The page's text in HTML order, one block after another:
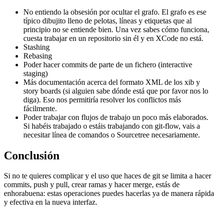
No entiendo la obsesión por ocultar el grafo. El grafo es ese
típico dibujito lleno de pelotas, líneas y etiquetas que al
principio no se entiende bien. Una vez sabes cómo funciona,
cuesta trabajar en un repositorio sin él y en XCode no está.
Stashing
Rebasing
Poder hacer commits de parte de un fichero (interactive
staging)
Más documentación acerca del formato XML de los xib y
story boards (si alguien sabe dónde está que por favor nos lo
diga). Eso nos permitiría resolver los conflictos más
fácilmente.
Poder trabajar con flujos de trabajo un poco más elaborados.
Si habéis trabajado o estáis trabajando con git-flow, vais a
necesitar línea de comandos o Sourcetree necesariamente.
Conclusión
Si no te quieres complicar y el uso que haces de git se limita a hacer
commits, push y pull, crear ramas y hacer merge, estás de
enhorabuena: estas operaciones puedes hacerlas ya de manera rápida
y efectiva en la nueva interfaz.